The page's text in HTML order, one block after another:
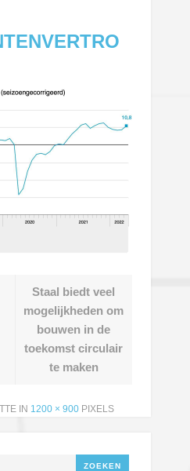
Staal biedt veel
mogelijkheden om
bouwen in de
toekomst circulair
te maken
IN 1200 × 900 PIXELS